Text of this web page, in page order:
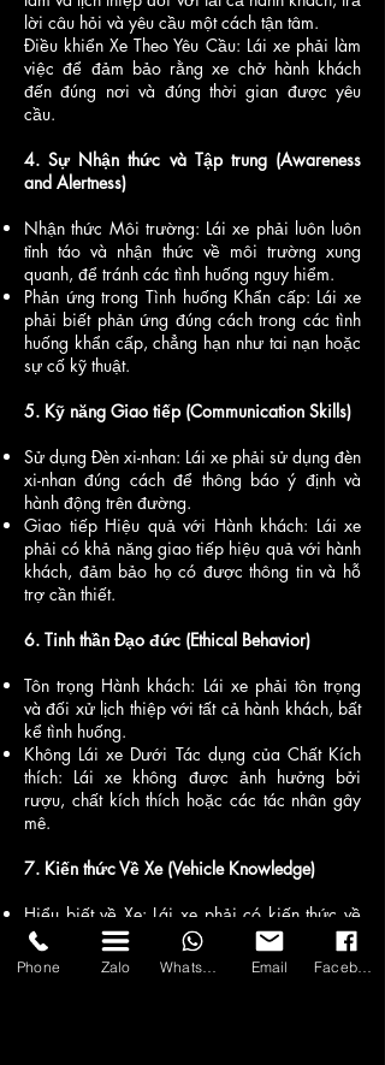
lời câu hỏi và yêu cầu một cách tận tâm.
Điều khiển Xe Theo Yêu Cầu: Lái xe phải làm
việc để đảm bảo rằng xe chở hành khách
đến đúng nơi và đúng thời gian được yêu
cầu.
4. Sự Nhận thức và Tập trung (Awareness
and Alertness)
Nhận thức Môi trường: Lái xe phải luôn luôn
tỉnh táo và nhận thức về môi trường xung
quanh, để tránh các tình huống nguy hiểm.
Phản ứng trong Tình huống Khẩn cấp: Lái xe
phải biết phản ứng đúng cách trong các tình
huống khẩn cấp, chẳng hạn như tai nạn hoặc
sự cố kỹ thuật.
5. Kỹ năng Giao tiếp (Communication Skills)​
Sử dụng Đèn xi-nhan: Lái xe phải sử dụng đèn
xi-nhan đúng cách để thông báo ý định và
hành động trên đường.
Giao tiếp Hiệu quả với Hành khách: Lái xe
phải có khả năng giao tiếp hiệu quả với hành
khách, đảm bảo họ có được thông tin và hỗ
trợ cần thiết.
6. Tinh thần Đạo đức (Ethical Behavior)
Tôn trọng Hành khách: Lái xe phải tôn trọng
và đối xử lịch thiệp với tất cả hành khách, bất
kể tình huống.
Không Lái xe Dưới Tác dụng của Chất Kích
thích: Lái xe không được ảnh hưởng bởi
rượu, chất kích thích hoặc các tác nhân gây
mê.
7. Kiến thức Về Xe (Vehicle Knowledge)
Hiểu biết về Xe: Lái xe phải có kiến thức về
chi tiết và tính năng của xe để có thể giải
quyết các sự cố kỹ thuật khi cần.
Phone Zalo Email